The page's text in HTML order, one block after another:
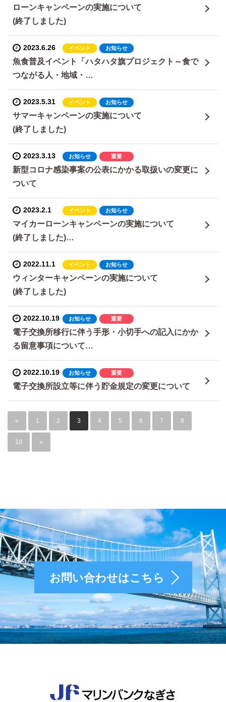
ローンキャンペーンの実施について
(終了しました)
2023.6.26 イベント お知らせ
魚食普及イベント「ハタハタ旗プロジェクト～食で
つながる人・地域・…
2023.5.31 イベント お知らせ
サマーキャンペーンの実施について
(終了しました)
2023.3.13 お知らせ 重要
新型コロナ感染事案の公表にかかる取扱いの変更に
ついて
2023.2.1 イベント お知らせ
マイカーローンキャンペーンの実施について
(終了しました)…
2022.11.1 イベント お知らせ
ウィンターキャンペーンの実施について
(終了しました)
2022.10.19 お知らせ 重要
電子交換所移行に伴う手形・小切手への記入にかか
る留意事項について…
2022.10.19 お知らせ 重要
電子交換所設立等に伴う貯金規定の変更について
« 1 2 3 4 5 6 7 8
10 »
お問い合わせはこちら